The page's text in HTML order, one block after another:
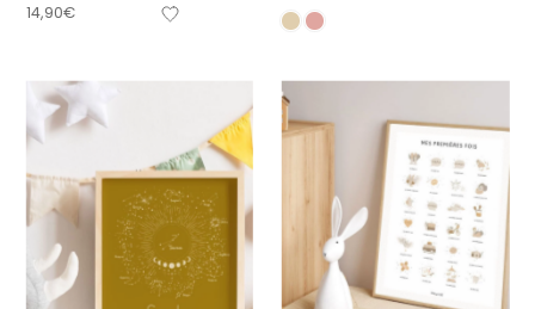
14,90€